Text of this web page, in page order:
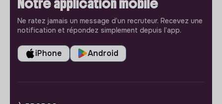
Notre application mobile
Ne ratez jamais un message d’un recruteur. Recevez une
notification et répondez simplement depuis l’app.
iPhone Android